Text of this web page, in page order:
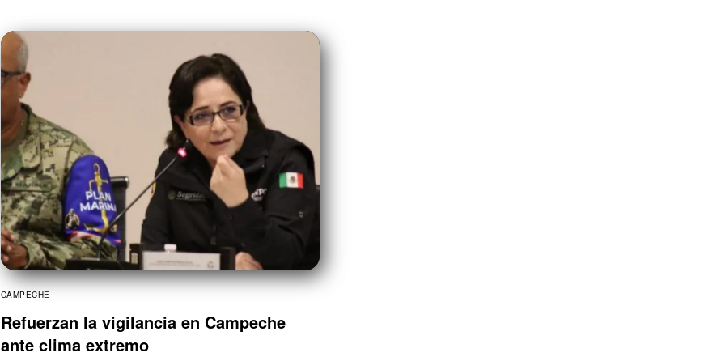
CAMPECHE
Refuerzan la vigilancia en Campeche
ante clima extremo